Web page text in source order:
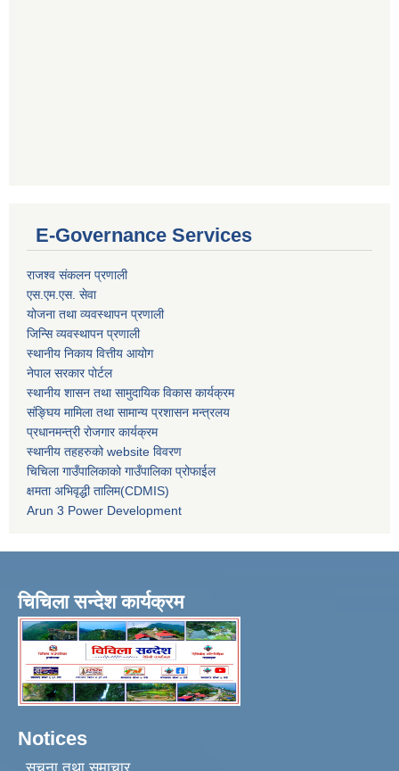
E-Governance Services
राजश्व संकलन प्रणाली
एस.एम.एस. सेवा
योजना तथा व्यवस्थापन प्रणाली
जिन्सि व्यवस्थापन प्रणाली
स्थानीय निकाय वित्तीय आयोग
नेपाल सरकार पोर्टल
स्थानीय शासन तथा सामुदायिक विकास कार्यक्रम
संङ्घिय मामिला तथा सामान्य प्रशासन मन्त्रलय
प्रधानमन्त्री रोजगार कार्यक्रम
स्थानीय तहहरुको website विवरण
चिचिला गाउँपालिकाको गाउँपालिका प्रोफाईल
क्षमता अभिवृद्धी तालिम(CDMIS)
Arun 3 Power Development
चिचिला सन्देश कार्यक्रम
Notices